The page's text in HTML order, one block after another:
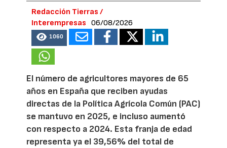
Redacción Tierras /
Interempresas
06/08/2026
1060
El número de agricultores mayores de 65
años en España que reciben ayudas
directas de la Política Agrícola Común (PAC)
se mantuvo en 2025, e incluso aumentó
con respecto a 2024. Esta franja de edad
representa ya el 39,56% del total de